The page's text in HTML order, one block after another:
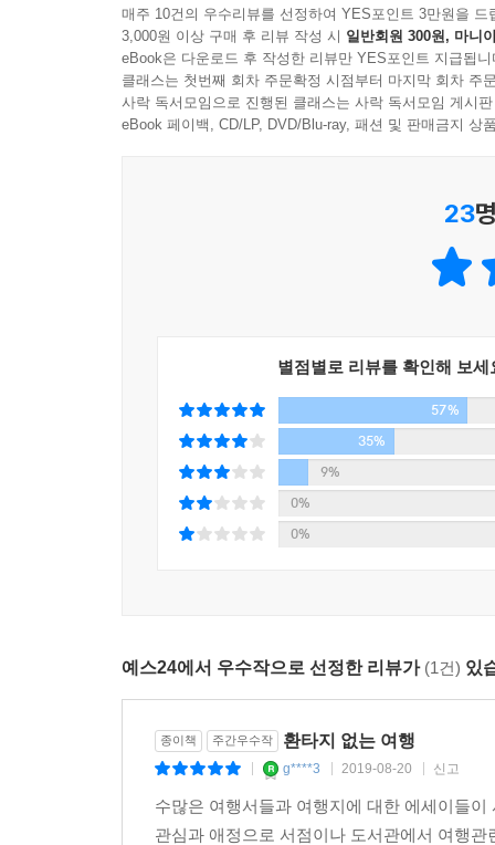
“팬을 거느린 최초의 가이드북 작가!”
환타가 말하는 여행의 윤리
이 책은 한 여행작가의 탄생기이다. 자신의 여행
요구하는 것 사이의 갈등, 그리고 여행작가로 산다
지키기가 참 어렵다. 취재에 공을 들이면 들일수
버스 시간이 바뀌고 음식 값이 오를 때마다 가이
상황. 누군가가 귓가에 대고 “애초에 정보를 대
가이드북의 역할에 대해서 고민이 많다. 아마 이
강화다. 나는 가이드북 작가 가운데 글을 많이
독자가 가이드북을 고르는 기준은 저자의 독
이런저런 가이드북을 뒤적이다 보면 ‘과연 이 책
환타는 “여행작가가 지역의 문제에 왜 그렇게
여행이라는 주제로 기록한 지역서이자 민속지”
“2019년 7월, 환타가 홍콩 시위를 찾아간 까닭은?”
또한 이 책은 아시아 곳곳의 최신 뉴스를 전해준
그 지역의 사람들을 만나 그들이 어디로 향하고
인도에서 벌어진 강간 살인 사건만 보도했지만,
최초의 가이드북 작가가 된 것도 아마 그 때문일 터.
전명윤, 아니 환타는 가이드북에서 다 쓸 수 없었
원고를 다 읽고 다시 보니 가이드북이며 여행작
온다. 어쩌면 그건 그의 숙명 같은 의무감일 테다.
매주 10건의 우수리뷰를 선정하여 YES포인트 3만원을 드
3,000원 이상 구매 후 리뷰 작성 시 일반회원 300원, 마니
eBook은 다운로드 후 작성한 리뷰만 YES포인트 지급됩니
클래스는 첫번째 회차 주문확정 시점부터 마지막 회차 주
사락 독서모임으로 진행된 클래스는 사락 독서모임 게시
eBook 페이백, CD/LP, DVD/Blu-ray, 패션 및 판매금지 상
23
별점별로 리뷰를 확인해 보세
57%
35%
9%
0%
0%
예스24에서 우수작으로 선정한 리뷰가 (1건) 있
종이책 주간우수작 환타지 없는 여행
g****3 2019-08-20 신고
수많은 여행서들과 여행지에 대한 에세이들
관심과 애정으로 서점이나 도서관에서 여행